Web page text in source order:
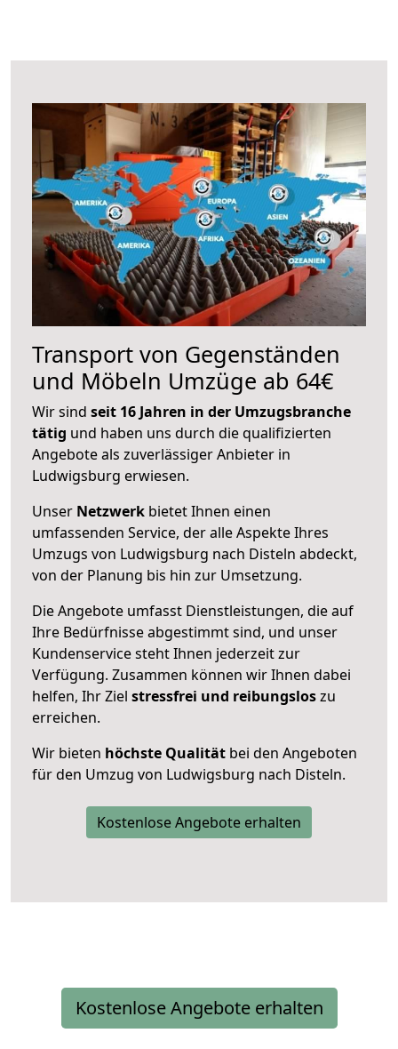
Transport von Gegenständen
und Möbeln Umzüge ab 64€
Wir sind seit 16 Jahren in der Umzugsbranche
tätig und haben uns durch die qualifizierten
Angebote als zuverlässiger Anbieter in
Ludwigsburg erwiesen.
Unser Netzwerk bietet Ihnen einen
umfassenden Service, der alle Aspekte Ihres
Umzugs von Ludwigsburg nach Disteln abdeckt,
von der Planung bis hin zur Umsetzung.
Die Angebote umfasst Dienstleistungen, die auf
Ihre Bedürfnisse abgestimmt sind, und unser
Kundenservice steht Ihnen jederzeit zur
Verfügung. Zusammen können wir Ihnen dabei
helfen, Ihr Ziel stressfrei und reibungsloszu
erreichen.
Wir bieten höchste Qualität bei den Angeboten
für den Umzug von Ludwigsburg nach Disteln.
Kostenlose Angebote erhalten
Kostenlose Angebote erhalten